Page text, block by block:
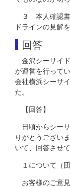
３ 本人確認
ドラインの見解
回答
金沢シーサイ
が運営を行って
会社横浜シーサ
た。
【回答】
日頃からシー
りがとうござい
いて、回答させ
１について（
お客様のご意